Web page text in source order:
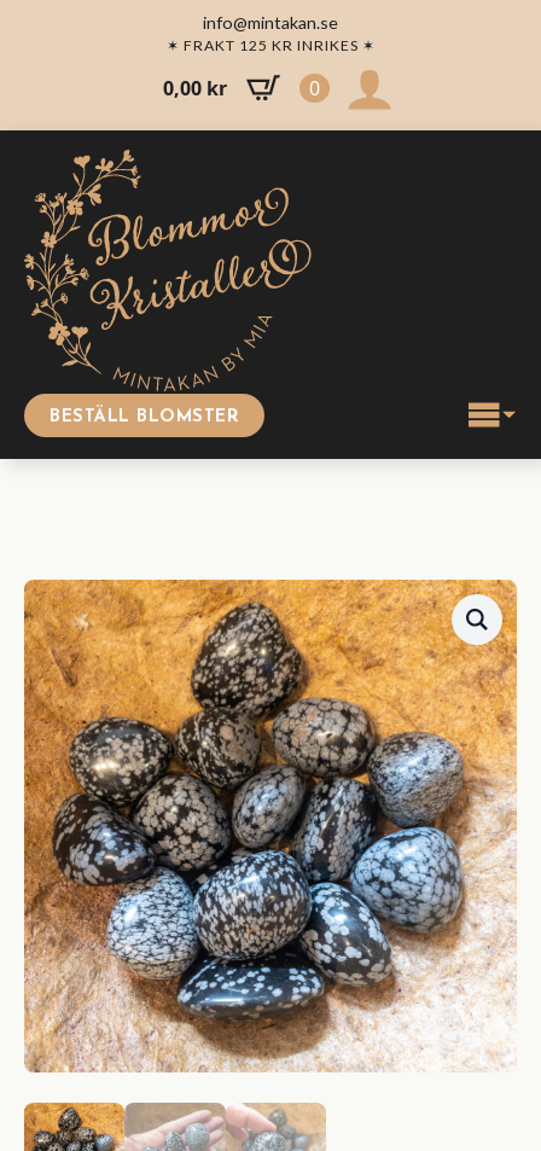
info@mintakan.se
✶ FRAKT 125 KR INRIKES ✶
0,00 kr 0
BESTÄLL BLOMSTER